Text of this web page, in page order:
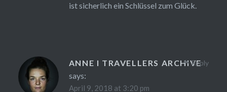
ist sicherlich ein Schlüssel zum Glück.
ANNE I TRAVELLERS ARCHIVE
says:
April 9, 2018 at 3:20 pm
Reply